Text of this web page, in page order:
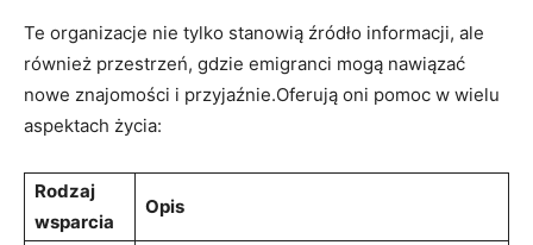
Te organizacje nie tylko stanowią źródło informacji, ale
również przestrzeń, gdzie emigranci mogą nawiązać
nowe znajomości i przyjaźnie.Oferują oni pomoc w wielu
aspektach życia:
Rodzaj
wsparcia
Opis